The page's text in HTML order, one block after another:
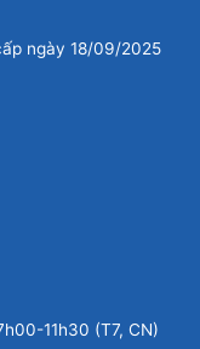
ngày 18/09/2025
11h30 (T7, CN)